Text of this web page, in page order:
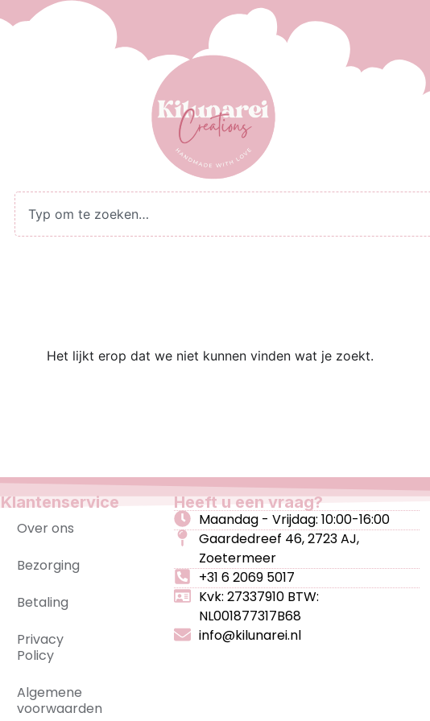
Het lijkt erop dat we niet kunnen vinden wat je zoekt.
Klantenservice
Over ons
Bezorging
Betaling
Privacy
Policy
Algemene
voorwaarden
Heeft u een vraag?
Maandag - Vrijdag: 10:00-16:00
Gaardedreef 46, 2723 AJ,
Zoetermeer
+31 6 2069 5017
Kvk: 27337910 BTW:
NL001877317B68
info@kilunarei.nl